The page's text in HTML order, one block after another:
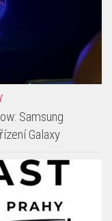
Samsung
Galaxy